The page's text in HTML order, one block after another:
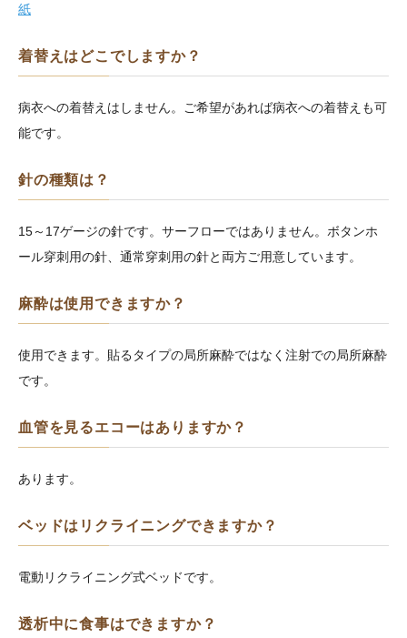
紙
着替えはどこでしますか？
病衣への着替えはしません。ご希望があれば病衣への着替えも可
能です。
針の種類は？
15～17ゲージの針です。サーフローではありません。ボタンホ
ール穿刺用の針、通常穿刺用の針と両方ご用意しています。
麻酔は使用できますか？
使用できます。貼るタイプの局所麻酔ではなく注射での局所麻酔
です。
血管を見るエコーはありますか？
あります。
ベッドはリクライニングできますか？
電動リクライニング式ベッドです。
透析中に食事はできますか？